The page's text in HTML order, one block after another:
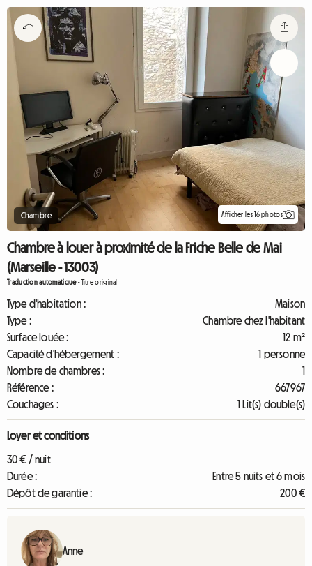
Chambre Afficher les 16 photos
Chambre à louer à proximité de la Friche Belle de Mai
(Marseille - 13003)
Traduction automatique-Titre original
Type d'habitation :
Maison
Type :
Chambre chez l'habitant
Surface louée :
12 m²
Capacité d'hébergement :
1 personne
Nombre de chambres :
1
Référence :
667967
Couchages :
1 Lit(s) double(s)
Loyer et conditions
30 € / nuit
Durée :
Entre 5 nuits et 6 mois
Dépôt de garantie :
200 €
Anne